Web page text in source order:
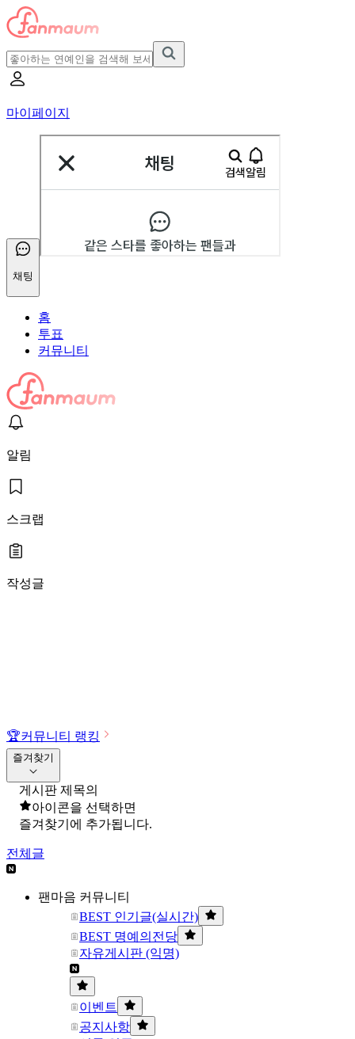
마이페이지
채팅
홈
투표
커뮤니티
알림
스크랩
작성글
🏆커뮤니티 랭킹
즐겨찾기
게시판 제목의
아이콘을 선택하면
즐겨찾기에 추가됩니다.
전체글
팬마음 커뮤니티
BEST 인기글(실시간)
BEST 명예의전당
자유게시판 (익명)
이벤트
공지사항